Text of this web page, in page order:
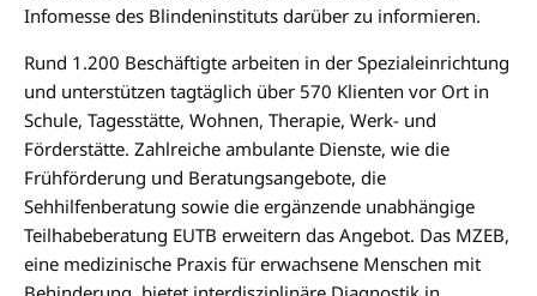
Infomesse des Blindeninstituts darüber zu informieren.
Rund 1.200 Beschäftigte arbeiten in der Spezialeinrichtung
und unterstützen tagtäglich über 570 Klienten vor Ort in
Schule, Tagesstätte, Wohnen, Therapie, Werk- und
Förderstätte. Zahlreiche ambulante Dienste, wie die
Frühförderung und Beratungsangebote, die
Sehhilfenberatung sowie die ergänzende unabhängige
Teilhabeberatung EUTB erweitern das Angebot. Das MZEB,
eine medizinische Praxis für erwachsene Menschen mit